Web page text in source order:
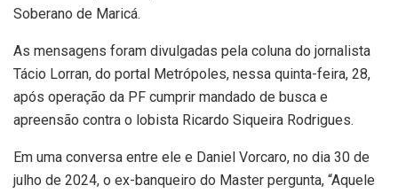
Soberano de Maricá.
As mensagens foram divulgadas pela coluna do jornalista
Tácio Lorran, do portal Metrópoles, nessa quinta-feira, 28,
após operação da PF cumprir mandado de busca e
apreensão contra o lobista Ricardo Siqueira Rodrigues.
Em uma conversa entre ele e Daniel Vorcaro, no dia 30 de
julho de 2024, o ex-banqueiro do Master pergunta, “Aquele